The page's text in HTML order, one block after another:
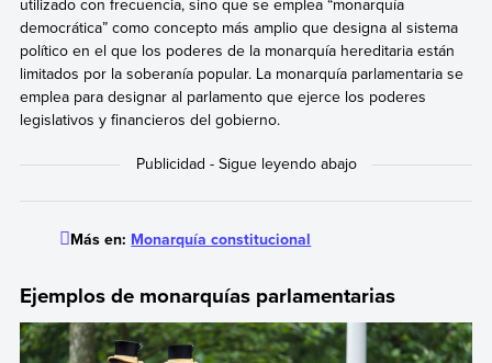
democrática” como concepto más amplio que designa al sistema
político en el que los poderes de la monarquía hereditaria están
limitados por la soberanía popular. La monarquía parlamentaria se
emplea para designar al parlamento que ejerce los poderes
legislativos y financieros del gobierno.
Más en: Monarquía constitucional
Ejemplos de monarquías parlamentarias